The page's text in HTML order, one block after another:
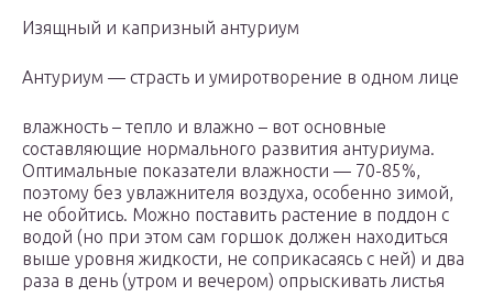
Изящный и капризный антуриум
Антуриум — страсть и умиротворение в одном лице
влажность – тепло и влажно – вот основные
составляющие нормального развития антуриума.
Оптимальные показатели влажности — 70-85%,
поэтому без увлажнителя воздуха, особенно зимой,
не обойтись. Можно поставить растение в поддон с
водой (но при этом сам горшок должен находиться
выше уровня жидкости, не соприкасаясь с ней) и два
раза в день (утром и вечером) опрыскивать листья